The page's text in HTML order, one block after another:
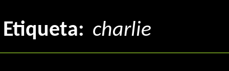
Etiqueta: charlie